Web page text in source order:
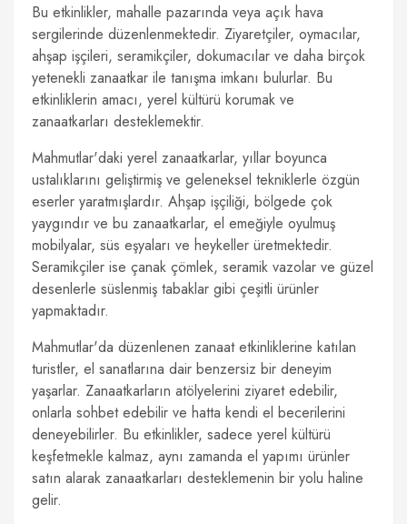
Bu etkinlikler, mahalle pazarında veya açık hava
sergilerinde düzenlenmektedir. Ziyaretçiler, oymacılar,
ahşap işçileri, seramikçiler, dokumacılar ve daha birçok
yetenekli zanaatkar ile tanışma imkanı bulurlar. Bu
etkinliklerin amacı, yerel kültürü korumak ve
zanaatkarları desteklemektir.
Mahmutlar'daki yerel zanaatkarlar, yıllar boyunca
ustalıklarını geliştirmiş ve geleneksel tekniklerle özgün
eserler yaratmışlardır. Ahşap işçiliği, bölgede çok
yaygındır ve bu zanaatkarlar, el emeğiyle oyulmuş
mobilyalar, süs eşyaları ve heykeller üretmektedir.
Seramikçiler ise çanak çömlek, seramik vazolar ve güzel
desenlerle süslenmiş tabaklar gibi çeşitli ürünler
yapmaktadır.
Mahmutlar'da düzenlenen zanaat etkinliklerine katılan
turistler, el sanatlarına dair benzersiz bir deneyim
yaşarlar. Zanaatkarların atölyelerini ziyaret edebilir,
onlarla sohbet edebilir ve hatta kendi el becerilerini
deneyebilirler. Bu etkinlikler, sadece yerel kültürü
keşfetmekle kalmaz, aynı zamanda el yapımı ürünler
satın alarak zanaatkarları desteklemenin bir yolu haline
gelir.